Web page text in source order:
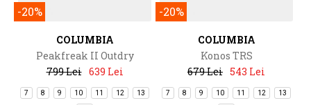
-20%
COLUMBIA
Peakfreak II Outdry
799 Lei 639 Lei
7 8 9 10 11 12 13
-20%
COLUMBIA
Konos TRS
679 Lei 543 Lei
7 8 9 10 11 12 13